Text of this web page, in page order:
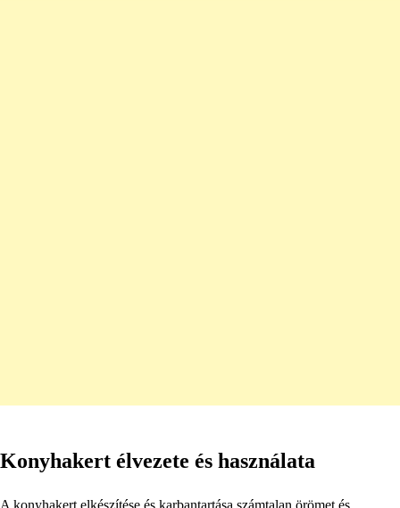
Konyhakert élvezete és használata
A konyhakert elkészítése és karbantartása számtalan örömet és